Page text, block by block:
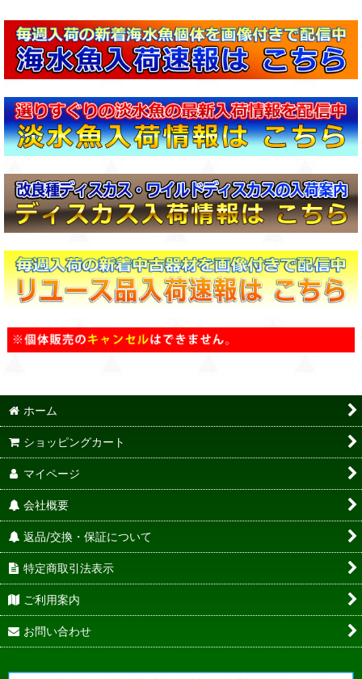
ホーム
ショッピングカート
マイページ
会社概要
返品/交換・保証について
特定商取引法表示
ご利用案内
お問い合わせ